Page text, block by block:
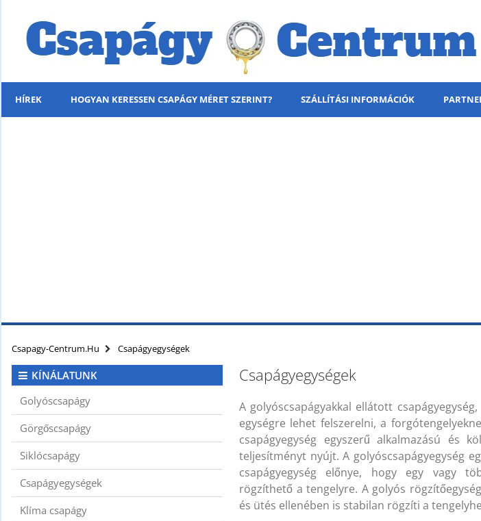
HÍREK HOGYAN KERESSEN CSAPÁGY MÉRET SZERINT? SZÁLLÍTÁSI INFORMÁCIÓK
MENÜ
CIKKEK
Csapagy-Centrum.hu Csapágyegységek
Csapágyegységek
A golyóscsapágyakkal ellátott
egységre lehet felszerelni, a
csapágyegység egyszerű alkalmazású és
teljesítményt nyújt. A golyóscsapágyegység
csapágyegység előnye, hogy egy vagy
rögzíthető a tengelyre. A golyós
és ütés ellenében is stabilan rögzíti a
KÍNÁLATUNK
Golyóscsapágy
Görgőscsapágy
Siklócsapágy
Csapágyegységek
Klíma csapágy